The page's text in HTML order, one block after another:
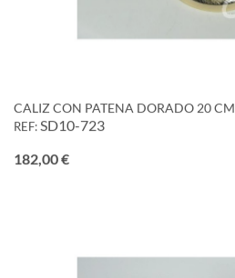
CALIZ CON PATENA DORADO 20 CM.
REF: SD10-723
182,00 €Precio